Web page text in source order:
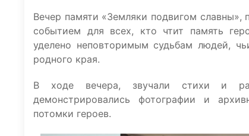
Вечер памяти «Земляки подвигом
событием для всех, кто чтит память
уделено неповторимым судьбам людей,
родного края.
В ходе вечера, звучали стихи и
демонстрировались фотографии и
потомки героев.